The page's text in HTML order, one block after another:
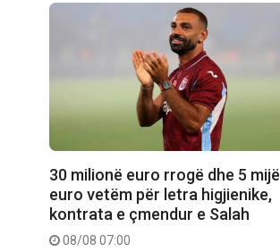
30 milionë euro rrogë dhe 5 mijë
euro vetëm për letra higjienike,
kontrata e çmendur e Salah
08/08 07:00